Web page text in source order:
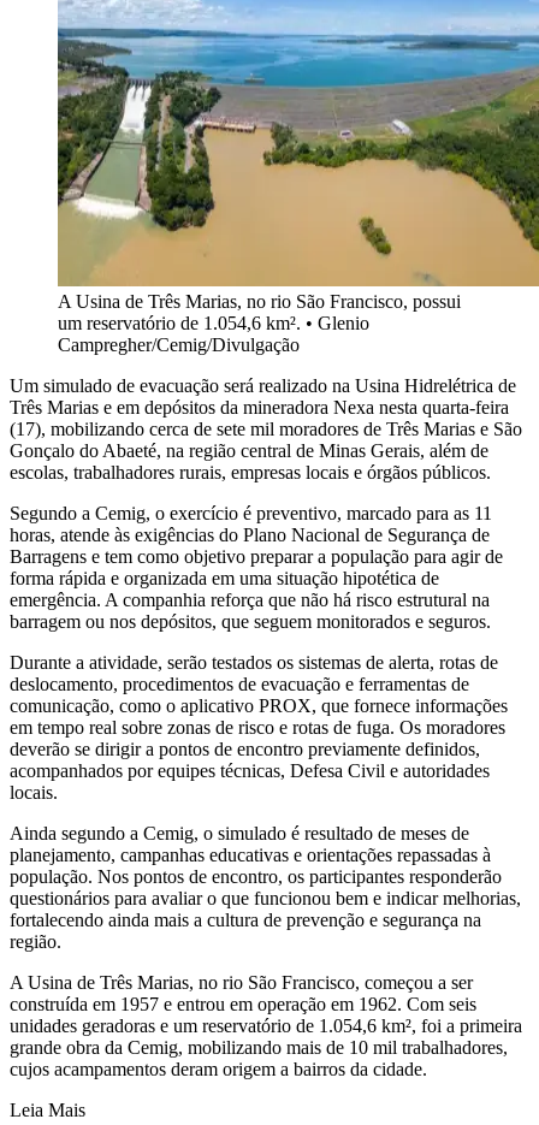
A Usina de Três Marias, no rio São Francisco, possui
um reservatório de 1.054,6 km². • Glenio
Campregher/Cemig/Divulgação
Um simulado de evacuação será realizado na Usina Hidrelétrica de
Três Marias e em depósitos da mineradora Nexa nesta quarta-feira
(17), mobilizando cerca de sete mil moradores de Três Marias e São
Gonçalo do Abaeté, na região central de Minas Gerais, além de
escolas, trabalhadores rurais, empresas locais e órgãos públicos.
Segundo a Cemig, o exercício é preventivo, marcado para as 11
horas, atende às exigências do Plano Nacional de Segurança de
Barragens e tem como objetivo preparar a população para agir de
forma rápida e organizada em uma situação hipotética de
emergência. A companhia reforça que não há risco estrutural na
barragem ou nos depósitos, que seguem monitorados e seguros.
Durante a atividade, serão testados os sistemas de alerta, rotas de
deslocamento, procedimentos de evacuação e ferramentas de
comunicação, como o aplicativo PROX, que fornece informações
em tempo real sobre zonas de risco e rotas de fuga. Os moradores
deverão se dirigir a pontos de encontro previamente definidos,
acompanhados por equipes técnicas, Defesa Civil e autoridades
locais.
Ainda segundo a Cemig, o simulado é resultado de meses de
planejamento, campanhas educativas e orientações repassadas à
população. Nos pontos de encontro, os participantes responderão
questionários para avaliar o que funcionou bem e indicar melhorias,
fortalecendo ainda mais a cultura de prevenção e segurança na
região.
A Usina de Três Marias, no rio São Francisco, começou a ser
construída em 1957 e entrou em operação em 1962. Com seis
unidades geradoras e um reservatório de 1.054,6 km², foi a primeira
grande obra da Cemig, mobilizando mais de 10 mil trabalhadores,
cujos acampamentos deram origem a bairros da cidade.
Leia Mais